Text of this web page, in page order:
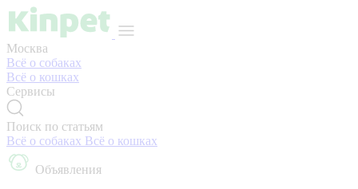
Москва
Всё о собаках
Всё о кошках
Сервисы
Поиск по статьям
Всё о собаках Всё о кошках
Объявления